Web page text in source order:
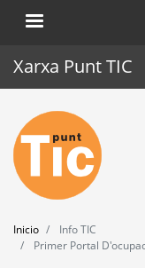
Xarxa Punt TIC
Inicio
Punt TIC
Actualidad
Agenda
Inicio
Info TIC
Primer Portal